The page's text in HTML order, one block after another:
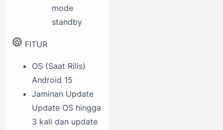
mode
standby
FITUR
OS (Saat Rilis)
Android 15
Jaminan Update
Update OS hingga
3 kali dan update